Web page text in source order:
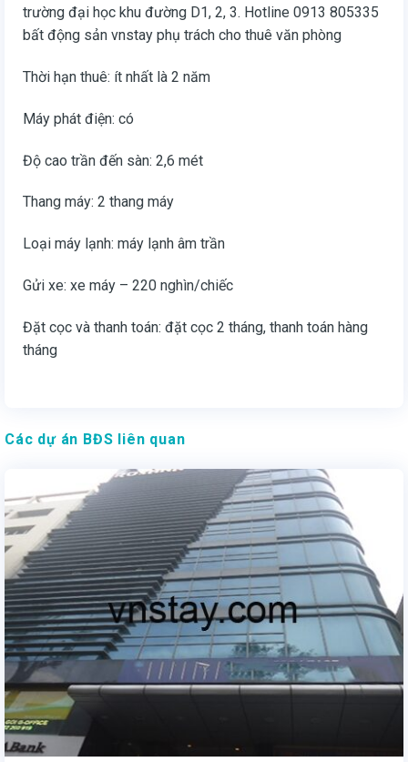
trường đại học khu đường D1, 2, 3. Hotline 0913 805335
bất động sản vnstay phụ trách cho thuê văn phòng
Thời hạn thuê: ít nhất là 2 năm
Máy phát điện: có
Độ cao trần đến sàn: 2,6 mét
Thang máy: 2 thang máy
Loại máy lạnh: máy lạnh âm trần
Gửi xe: xe máy – 220 nghìn/chiếc
Đặt cọc và thanh toán: đặt cọc 2 tháng, thanh toán hàng
tháng
Các dự án BĐS liên quan